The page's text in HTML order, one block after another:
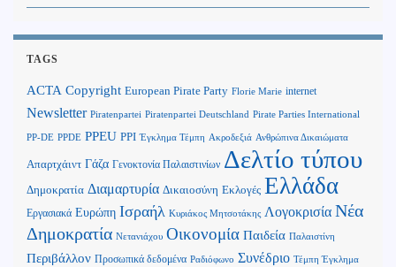
TAGS
ACTA Copyright European Pirate Party Florie Marie internet
Newsletter Piratenpartei Piratenpartei Deutschland Pirate Parties International
PP-DE PPDE PPEU PPI Έγκλημα Τέμπη Ακροδεξιά Ανθρώπινα Δικαιώματα
Απαρτχάιντ Γάζα Γενοκτονία Παλαιστινίων Δελτίο τύπου
Δημοκρατία Διαμαρτυρία Δικαιοσύνη Εκλογές Ελλάδα
Εργασιακά Ευρώπη Ισραήλ Κυριάκος Μητσοτάκης Λογοκρισία Νέα
Δημοκρατία Νετανιάχου Οικονομία Παιδεία Παλαιστίνη
Περιβάλλον Προσωπικά δεδομένα Ραδιόφωνο Συνέδριο Τέμπη Έγκλημα